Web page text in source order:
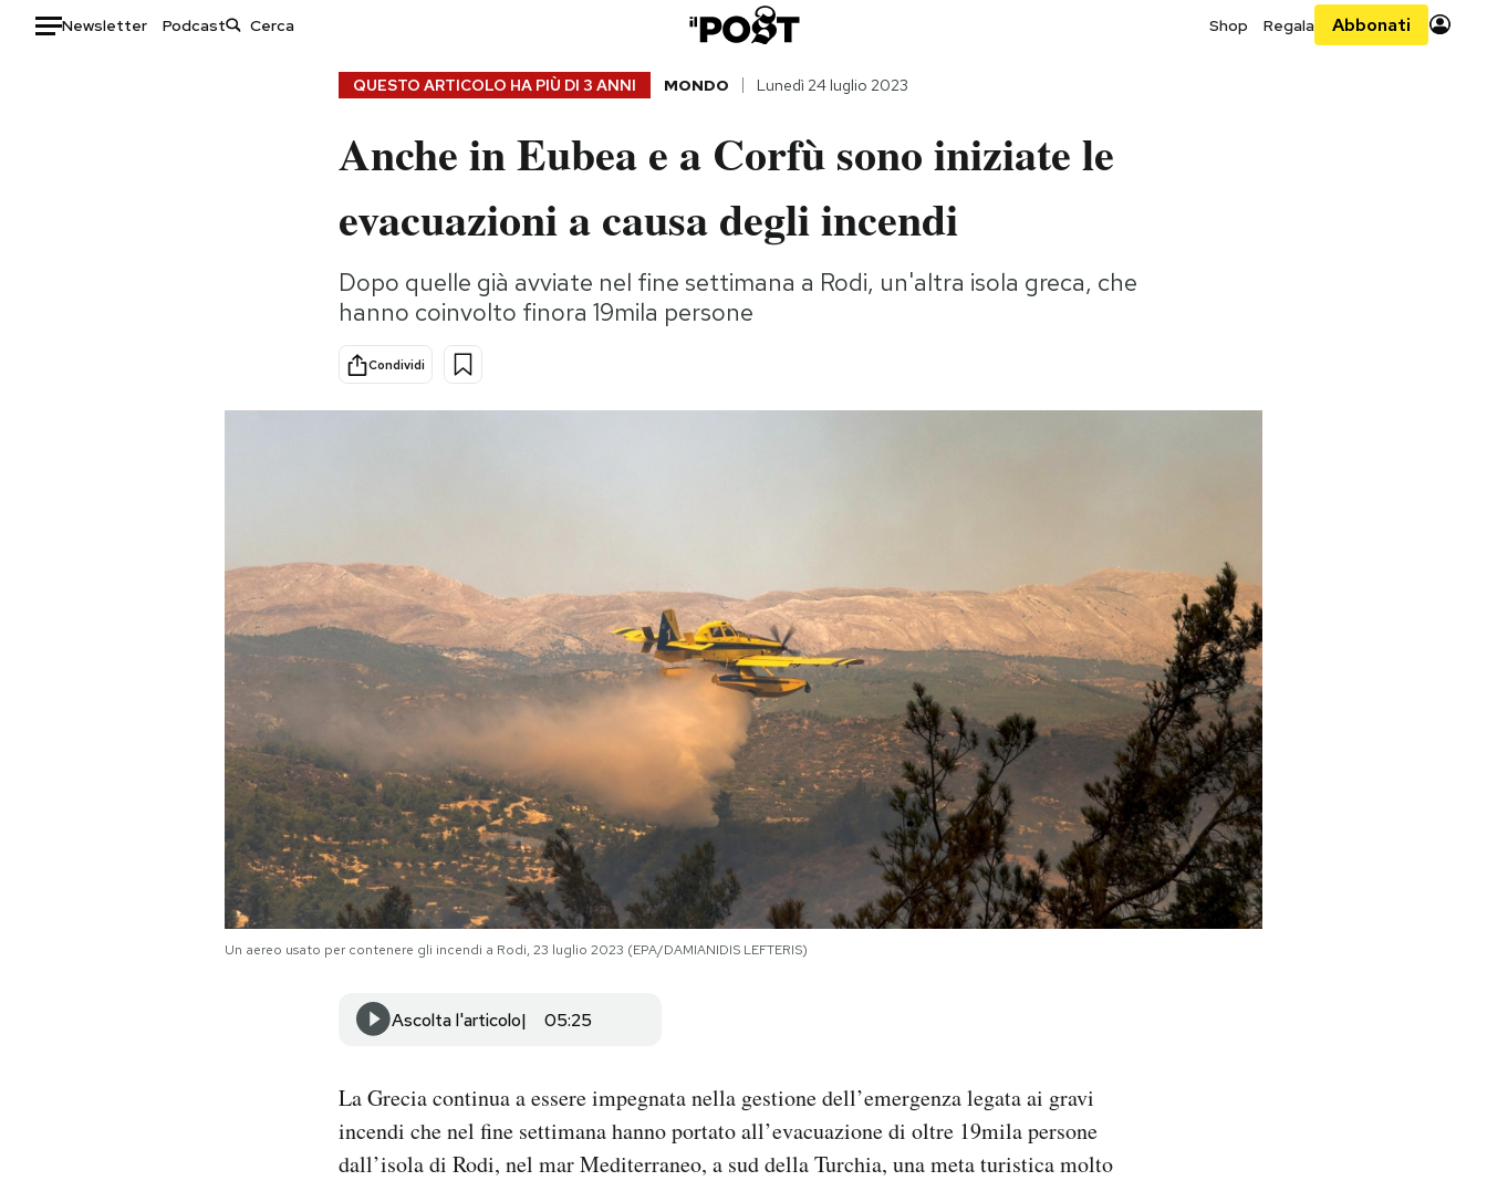
Newsletter Podcast Shop Regala Abbonati
Storie/Idee
Ok Boomer!
Altrecose
AREA PERSONALE
QUESTO ARTICOLO HA PIÙ DI 3 ANNI MONDO Lunedì 24 luglio 2023
Anche in Eubea e a Corfù sono iniziate le
evacuazioni a causa degli incendi
Dopo quelle già avviate nel fine settimana a Rodi, un'altra isola greca, che
hanno coinvolto finora 19mila persone
Condividi
Un aereo usato per contenere gli incendi a Rodi, 23 luglio 2023 (EPA/DAMIANIDIS LEFTERIS)
Ascolta l'articolo 05:25
La Grecia continua a essere impegnata nella gestione dell’emergenza legata ai gravi
incendi che nel fine settimana hanno portato all’evacuazione di oltre 19mila persone
dall’isola di Rodi, nel mar Mediterraneo, a sud della Turchia, una meta turistica molto